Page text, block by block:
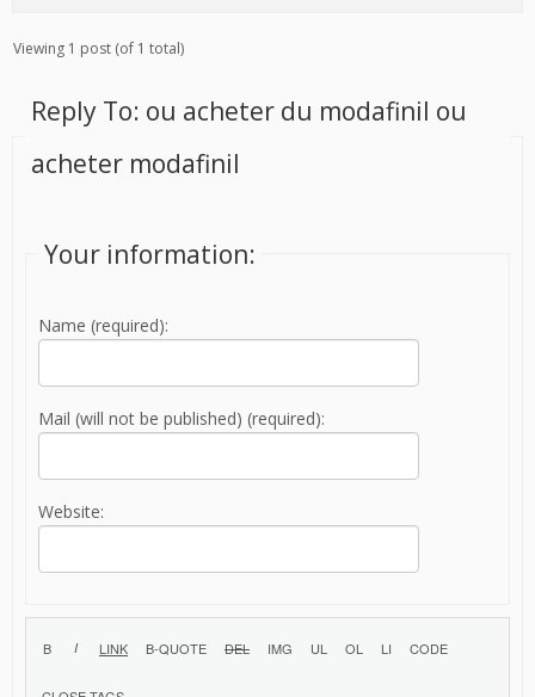
Viewing 1 post (of 1 total)
Reply To: ou acheter du modafinil ou
acheter modafinil
Your information:
Name (required):
Mail (will not be published) (required):
Website: